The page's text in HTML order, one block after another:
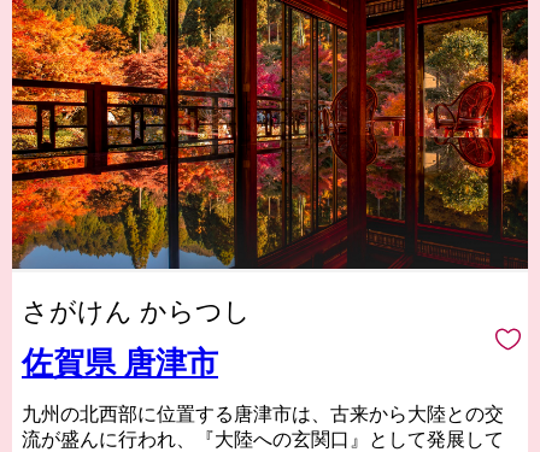
さがけん からつし
佐賀県 唐津市
九州の北西部に位置する唐津市は、古来から大陸との交
流が盛んに行われ、『大陸への玄関口』として発展して